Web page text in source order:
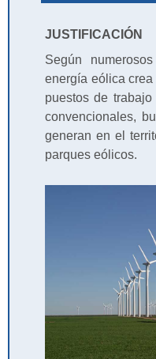
JUSTIFICACIÓN
Según
energía eólica
puestos de
convencionales,
generan en el
parques eólicos.